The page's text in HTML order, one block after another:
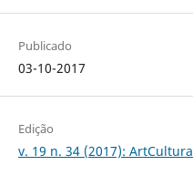
Publicado
03-10-2017
Edição
v. 19 n. 34 (2017): ArtCultura